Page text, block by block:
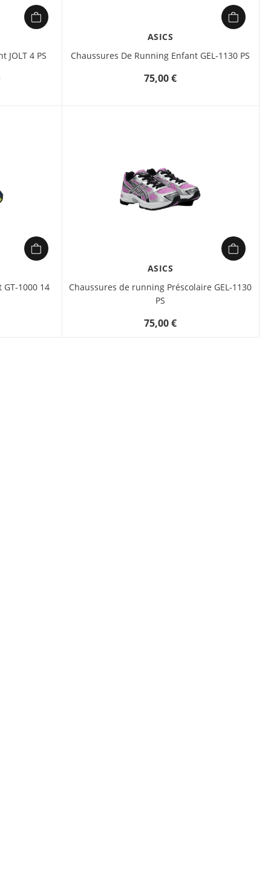
JOLT 4 PS
ASICS
Chaussures De Running Enfant GEL-1130 PS
75,00 €
1000 14
ASICS
Chaussures de running Préscolaire GEL-1130
PS
75,00 €